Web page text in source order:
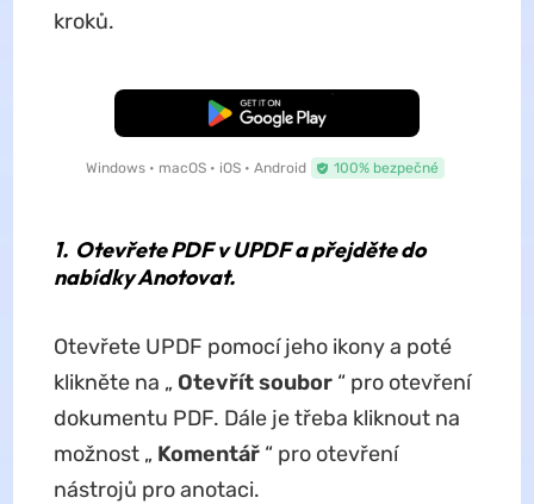
kroků.
Bezplatné stažení
Windows • macOS • iOS • Android 100% bezpečné
1. Otevřete PDF v UPDF a přejděte do
nabídky Anotovat.
Otevřete UPDF pomocí jeho ikony a poté
klikněte na „ Otevřít soubor“ pro otevření
dokumentu PDF. Dále je třeba kliknout na
možnost „ Komentář“ pro otevření
nástrojů pro anotaci.